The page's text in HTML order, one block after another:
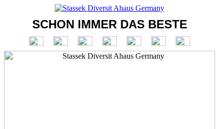
SCHON IMMER DAS BESTE